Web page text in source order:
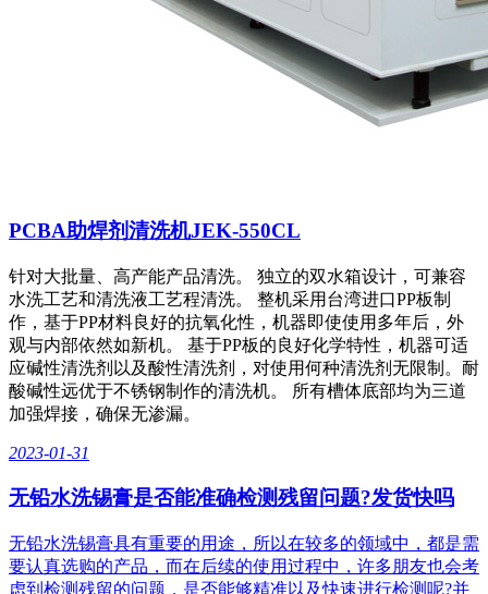
PCBA助焊剂清洗机JEK-550CL
针对大批量、高产能产品清洗。 独立的双水箱设计，可兼容
水洗工艺和清洗液工艺程清洗。 整机采用台湾进口PP板制
作，基于PP材料良好的抗氧化性，机器即使使用多年后，外
观与内部依然如新机。 基于PP板的良好化学特性，机器可适
应碱性清洗剂以及酸性清洗剂，对使用何种清洗剂无限制。耐
酸碱性远优于不锈钢制作的清洗机。 所有槽体底部均为三道
加强焊接，确保无渗漏。
2023-01-31
无铅水洗锡膏是否能准确检测残留问题?发货快吗
无铅水洗锡膏具有重要的用途，所以在较多的领域中，都是需
要认真选购的产品，而在后续的使用过程中，许多朋友也会考
虑到检测残留的问题，是否能够精准以及快速进行检测呢?并